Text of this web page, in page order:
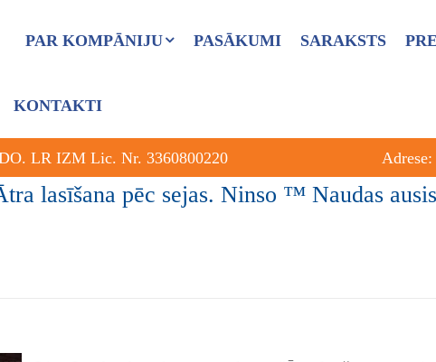
PAR KOMPĀNIJU PASĀKUMI SARAKSTS
KONTAKTI
LR IZM Lic. Nr. 3360800220
lasīšana pēc sejas. Ninso ™ Naudas